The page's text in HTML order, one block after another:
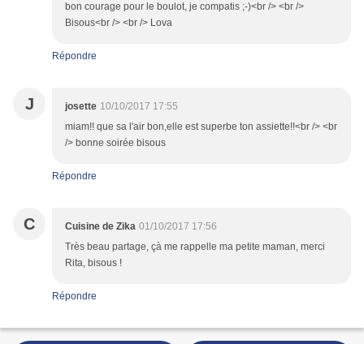
bon courage pour le boulot, je compatis ;-)<br /> <br />
Bisous<br /> <br /> Lova
Répondre
J josette 10/10/2017 17:55
miam!! que sa l'air bon,elle est superbe ton assiette!!<br /> <br
/> bonne soirée bisous
Répondre
C Cuisine de Zika 01/10/2017 17:56
Très beau partage, çà me rappelle ma petite maman, merci
Rita, bisous !
Répondre